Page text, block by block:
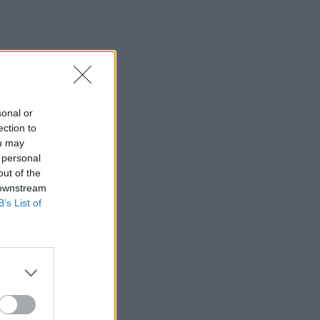
or
to
may
of the
List of
Πως αμείβονται οι εργαζόμενοι στον
ιδιωτικό τομέα για την αργία του